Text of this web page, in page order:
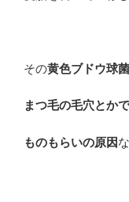
その黄色ブドウ球
まつ毛の毛穴とか
ものもらいの原因